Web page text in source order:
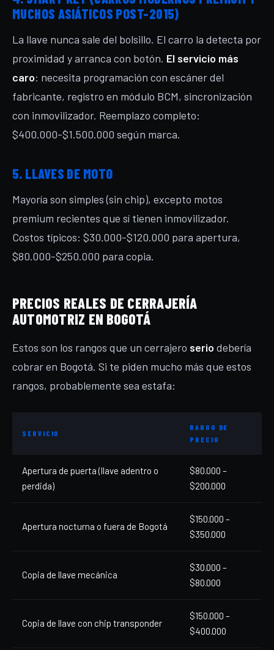
MUCHOS ASIÁTICOS POST-2015)
La llave nunca sale del bolsillo. El carro la detecta por
proximidad y arranca con botón. El servicio más
caro: necesita programación con escáner del
fabricante, registro en módulo BCM, sincronización
con inmovilizador. Reemplazo completo:
$400.000-$1.500.000 según marca.
5. LLAVES DE MOTO
Mayoría son simples (sin chip), excepto motos
premium recientes que sí tienen inmovilizador.
Costos típicos: $30.000-$120.000 para apertura,
$80.000-$250.000 para copia.
PRECIOS REALES DE CERRAJERÍA
AUTOMOTRIZ EN BOGOTÁ
Estos son los rangos que un cerrajero serio debería
cobrar en Bogotá. Si te piden mucho más que estos
rangos, probablemente sea estafa:
SERVICIO
RANGO DE
PRECIO
Apertura de puerta (llave adentro o
perdida)
$80.000 –
$200.000
Apertura nocturna o fuera de Bogotá
$150.000 –
$350.000
Copia de llave mecánica
$30.000 –
$80.000
Copia de llave con chip transponder
$150.000 –
$400.000